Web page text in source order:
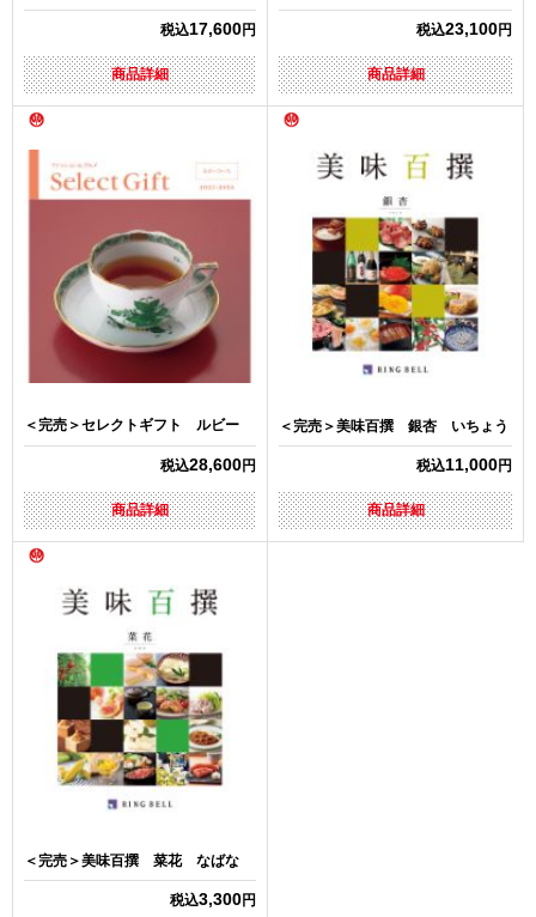
税込17,600円
商品詳細
税込23,100円
商品詳細
＜完売＞セレクトギフト ルビー
税込28,600円
商品詳細
＜完売＞美味百撰 銀杏 いちょう
税込11,000円
商品詳細
＜完売＞美味百撰 菜花 なばな
税込3,300円